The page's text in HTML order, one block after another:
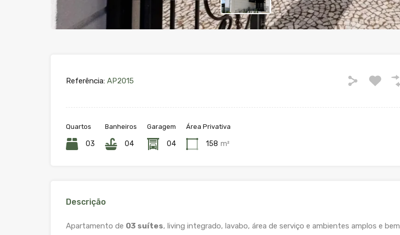
Referência: AP2015
Quartos
03
Banheiros
04
Garagem
04
Área Privativa
158 m²
Descrição
Apartamento de 03 suítes, living integrado, lavabo, área de serviço e ambientes amplos e bem